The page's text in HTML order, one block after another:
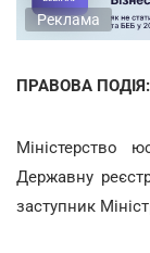
Реклама
ПРАВОВА ПОДІЯ:
Міністерство
Державну
заступник